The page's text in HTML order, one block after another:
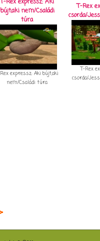
T-Rex expressz: Aki
bújt,aki nem/Családi
túra
expressz: Aki bújt,aki
nem/Családi túra
T-Rex
csorda/
T-Rex
csorda/